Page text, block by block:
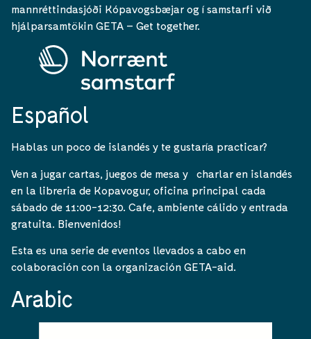
mannréttindasjóði Kópavogsbæjar og í samstarfi við
hjálparsamtökin GETA – Get together.
Español
Hablas un poco de islandés y te gustaría practicar?
Ven a jugar cartas, juegos de mesa y charlar en islandés
en la libreria de Kopavogur, oficina principal cada
sábado de 11:00-12:30. Cafe, ambiente cálido y entrada
gratuita. Bienvenidos!
Esta es una serie de eventos llevados a cabo en
colaboración con la organización GETA-aid.
Arabic